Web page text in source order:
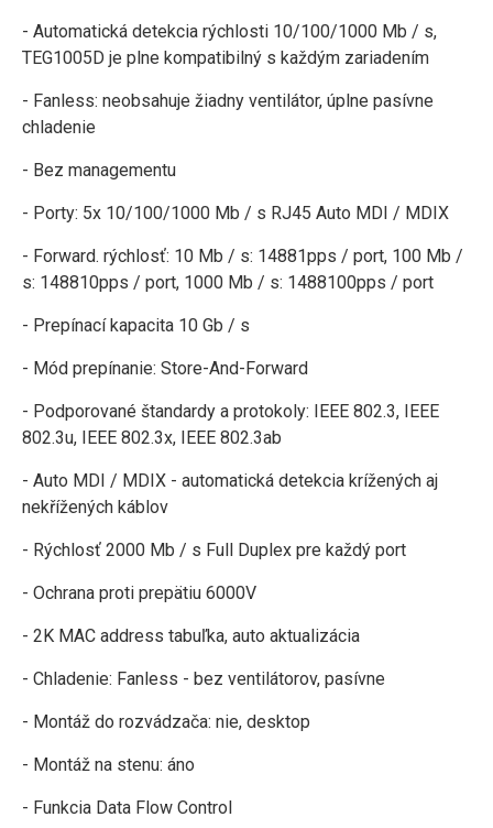
- Automatická detekcia rýchlosti 10/100/1000 Mb / s,
TEG1005D je plne kompatibilný s každým zariadením
- Fanless: neobsahuje žiadny ventilátor, úplne pasívne
chladenie
- Bez managementu
- Porty: 5x 10/100/1000 Mb / s RJ45 Auto MDI / MDIX
- Forward. rýchlosť: 10 Mb / s: 14881pps / port, 100 Mb /
s: 148810pps / port, 1000 Mb / s: 1488100pps / port
- Prepínací kapacita 10 Gb / s
- Mód prepínanie: Store-And-Forward
- Podporované štandardy a protokoly: IEEE 802.3, IEEE
802.3u, IEEE 802.3x, IEEE 802.3ab
- Auto MDI / MDIX - automatická detekcia krížených aj
nekřížených káblov
- Rýchlosť 2000 Mb / s Full Duplex pre každý port
- Ochrana proti prepätiu 6000V
- 2K MAC address tabuľka, auto aktualizácia
- Chladenie: Fanless - bez ventilátorov, pasívne
- Montáž do rozvádzača: nie, desktop
- Montáž na stenu: áno
- Funkcia Data Flow Control